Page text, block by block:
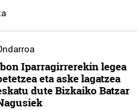
Iparragirrerekin legea
eta aske lagatzea
dute Bizkaiko Batzar